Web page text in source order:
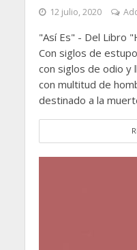
12 julio, 2020
"Así Es" - Del Libro
Con siglos de
con siglos de odio y
con multitud de
destinado a la